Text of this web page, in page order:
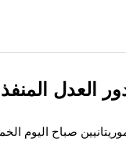
العدل
صباح اليوم